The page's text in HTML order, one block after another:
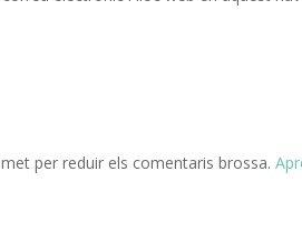
per reduir els comentaris brossa.